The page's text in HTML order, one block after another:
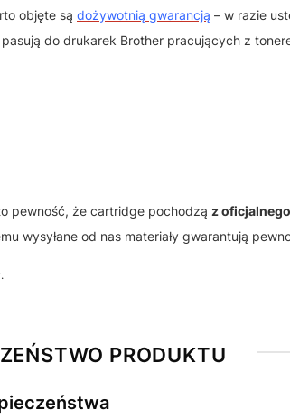
objęte są dożywotnią gwarancją – w razie
pasują do drukarek Brother pracujących z
pewność, że cartridge pochodzą z
wysyłane od nas materiały gwarantują
PRODUKTU